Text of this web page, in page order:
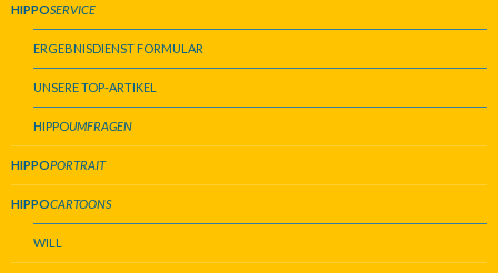
HIPPOSERVICE
ERGEBNISDIENST FORMULAR
UNSERE TOP-ARTIKEL
HIPPOUMFRAGEN
HIPPOPORTRAIT
HIPPOCARTOONS
WILL